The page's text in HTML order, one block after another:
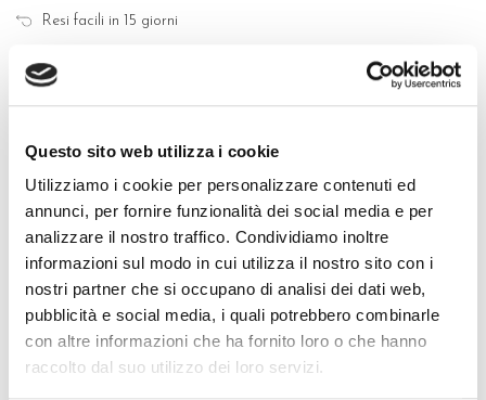
Questo sito web utilizza i cookie
Utilizziamo i cookie per personalizzare contenuti ed
annunci, per fornire funzionalità dei social media e per
analizzare il nostro traffico. Condividiamo inoltre
informazioni sul modo in cui utilizza il nostro sito con i
nostri partner che si occupano di analisi dei dati web,
pubblicità e social media, i quali potrebbero combinarle
con altre informazioni che ha fornito loro o che hanno
raccolto dal suo utilizzo dei loro servizi.
Resi facili in 15 giorni
QUALITÀ MADE IN ITALY
COMPOSIZIONE E LAVAGGIO
GUIDA ALLE TAGLIE
POTREBBERO PIACERTI ANCHE